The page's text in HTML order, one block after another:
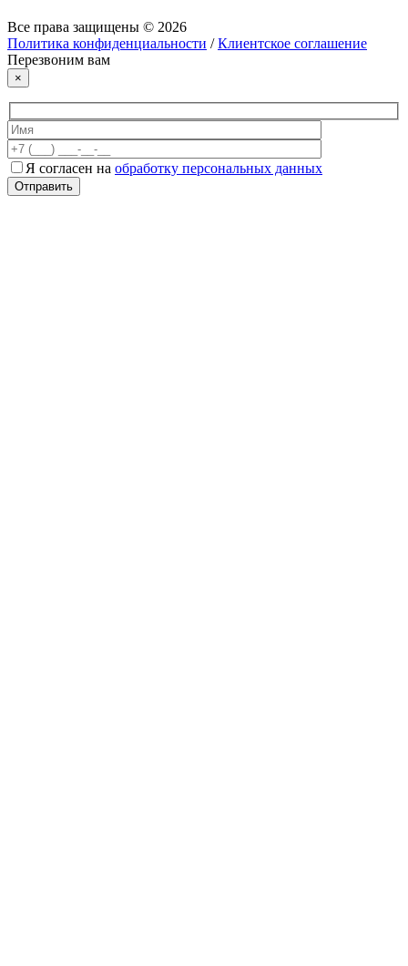
Все права защищены © 2026
Политика конфиденциальности /Клиентское соглашение
Перезвоним вам
×
Я согласен на обработку персональных данных